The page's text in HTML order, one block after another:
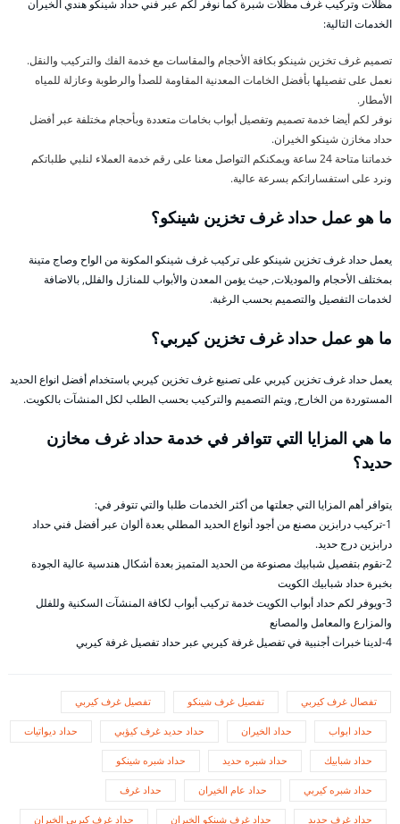
مظلات وتركيب غرف مظلات شبرة كما نوفر لكم عبر فني حداد شينكو هندي الخيران
الخدمات التالية:
تصميم غرف تخزين شينكو بكافة الأحجام والمقاسات مع خدمة الفك والتركيب والنقل.
نعمل على تفصيلها بأفضل الخامات المعدنية المقاومة للصدأ والرطوبة وعازلة للمياه
الأمطار.
نوفر لكم أيضا خدمة تصميم وتفصيل أبواب بخامات متعددة وبأحجام مختلفة عبر أفضل
حداد مخازن شينكو الخيران.
خدماتنا متاحة 24 ساعة ويمكنكم التواصل معنا على رقم خدمة العملاء لنلبي طلباتكم
ونرد على استفساراتكم بسرعة عالية.
ما هو عمل حداد غرف تخزين شينكو؟
يعمل حداد غرف تخزين شينكو على تركيب غرف شينكو المكونة من الواح وصاج متينة
بمختلف الأحجام والموديلات, حيث يؤمن المعدن والأبواب للمنازل والفلل, بالاضافة
لخدمات التفصيل والتصميم بحسب الرغبة.
ما هو عمل حداد غرف تخزين كيربي؟
يعمل حداد غرف تخزين كيربي على تصنيع غرف تخزين كيربي باستخدام أفضل انواع الحديد
المستوردة من الخارج, ويتم التصميم والتركيب بحسب الطلب لكل المنشآت بالكويت.
ما هي المزايا التي تتوافر في خدمة حداد غرف مخازن
حديد؟
يتوافر أهم المزايا التي جعلتها من أكثر الخدمات طلبا والتي تتوفر في:
1-تركيب درابزين مصنع من أجود أنواع الحديد المطلي بعدة ألوان عبر أفضل فني حداد
درابزين درج حديد.
2-نقوم بتفصيل شبابيك مصنوعة من الحديد المتميز بعدة أشكال هندسية عالية الجودة
بخبرة حداد شبابيك الكويت
3-ويوفر لكم حداد أبواب الكويت خدمة تركيب أبواب لكافة المنشآت السكنية وللفلل
والمزارع والمعامل والمصانع
4-لدينا خبرات أجنبية في تفصيل غرفة كيربي عبر حداد تفصيل غرفة كيربي
تفصال غرف كيربي تفصيل غرف شينكو تفصيل غرف كيربي
حداد ابواب حداد الخيران حداد حديد غرف كيؤبي حداد ديواتيات
حداد شبابيك حداد شبره حديد حداد شبره شينكو
حداد شبره كيربي حداد عام الخيران حداد غرف
حداد غرف حديد حداد غرف شينكو الخيران حداد غرف كيربي الخيران